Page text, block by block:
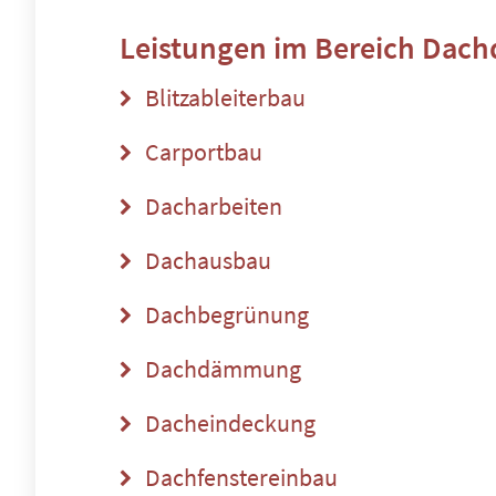
Leistungen im Bereich
Blitzableiterbau
Carportbau
Dacharbeiten
Dachausbau
Dachbegrünung
Dachdämmung
Dacheindeckung
Dachfenstereinbau